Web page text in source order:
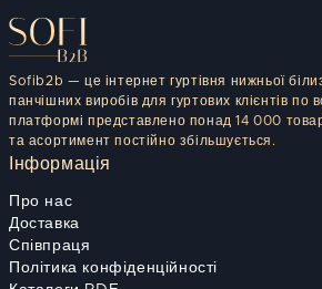
Sofib2b — це інтернет гуртівня нижньої
панчішних виробів для гуртових клієнтів по
платформі представлено понад 14 000
та асортимент постійно збільшується.
Інформація
Про нас
Доставка
Співпраця
Політика конфіденційності